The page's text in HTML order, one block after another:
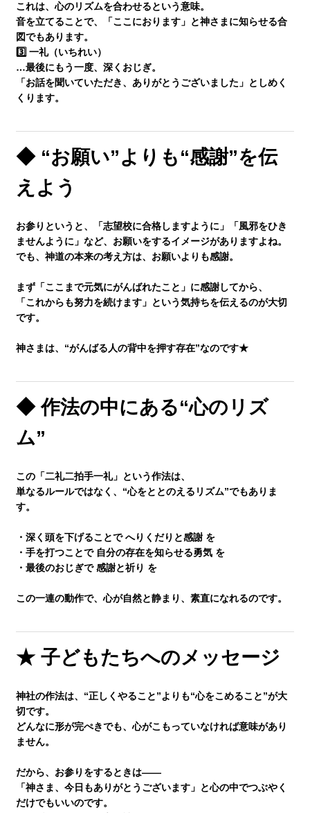
これは、心のリズムを合わせるという意味。
音を立てることで、「ここにおります」と神さまに知らせる合
図でもあります。
3️⃣一礼（いちれい）
…最後にもう一度、深くおじぎ。
「お話を聞いていただき、ありがとうございました」としめく
くります。
◆ “お願い”よりも“感謝”を伝
えよう
お参りというと、「志望校に合格しますように」「風邪をひき
ませんように」など、お願いをするイメージがありますよね。
でも、神道の本来の考え方は、 お願いよりも感謝。
まず「ここまで元気にがんばれたこと」に感謝してから、
「これからも努力を続けます」という気持ちを伝えるのが大切
です。
神さまは、“がんばる人の背中を押す存在”なのです★
◆ 作法の中にある“心のリズ
ム”
この「二礼二拍手一礼」という作法は、
単なるルールではなく、“心をととのえるリズム”でもありま
す。
・深く頭を下げることでへりくだりと感謝 を
・手を打つことで 自分の存在を知らせる勇気 を
・最後のおじぎで感謝と祈り を
この一連の動作で、心が自然と静まり、素直になれるのです。
★ 子どもたちへのメッセージ
神社の作法は、“正しくやること”よりも“心をこめること”が大
切です。
どんなに形が完ぺきでも、心がこもっていなければ意味があり
ません。
だから、お参りをするときは――
「神さま、今日もありがとうございます」と心の中でつぶやく
だけでもいいのです。